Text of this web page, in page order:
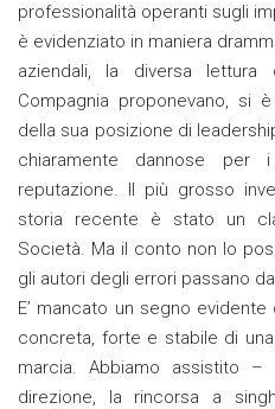
professionalità operanti sugli
è evidenziato in maniera
aziendali, la diversa
Compagnia proponevano, si
della sua posizione di
chiaramente dannose
reputazione. Il più grosso
storia recente è stato un
Società. Ma il conto non lo
gli autori degli errori passano
E’ mancato un segno
concreta, forte e stabile di
marcia. Abbiamo assistito
direzione, la rincorsa a